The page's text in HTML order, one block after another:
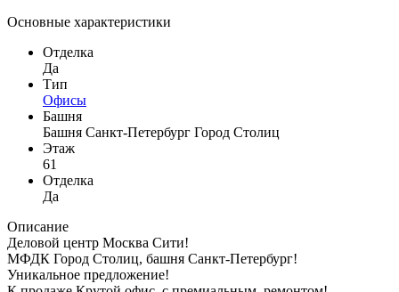
Основные характеристики
Отделка
Да
Тип
Офисы
Башня
Башня Санкт-Петербург Город Столиц
Этаж
61
Отделка
Да
Описание
Деловой центр Москва Сити!
МФДК Город Столиц, башня Санкт-Петербург!
Уникальное предложение!